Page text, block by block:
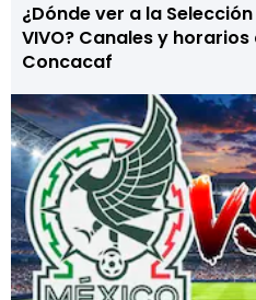
¿Dónde ver a la
VIVO? Canales y
Concacaf